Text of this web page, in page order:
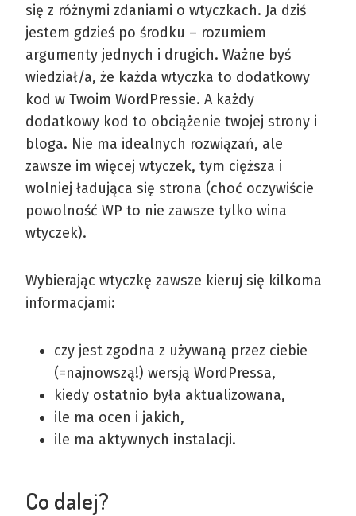
się z różnymi zdaniami o wtyczkach. Ja dziś
jestem gdzieś po środku – rozumiem
argumenty jednych i drugich. Ważne byś
wiedział/a, że każda wtyczka to dodatkowy
kod w Twoim WordPressie. A każdy
dodatkowy kod to obciążenie twojej strony i
bloga. Nie ma idealnych rozwiązań, ale
zawsze im więcej wtyczek, tym cięższa i
wolniej ładująca się strona (choć oczywiście
powolność WP to nie zawsze tylko wina
wtyczek).
Wybierając wtyczkę zawsze kieruj się kilkoma
informacjami:
czy jest zgodna z używaną przez ciebie
(=najnowszą!) wersją WordPressa,
kiedy ostatnio była aktualizowana,
ile ma ocen i jakich,
ile ma aktywnych instalacji.
Co dalej?